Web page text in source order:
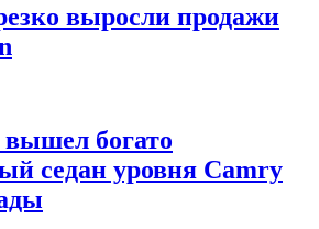
выросли продажи
богато
седан уровня Camry